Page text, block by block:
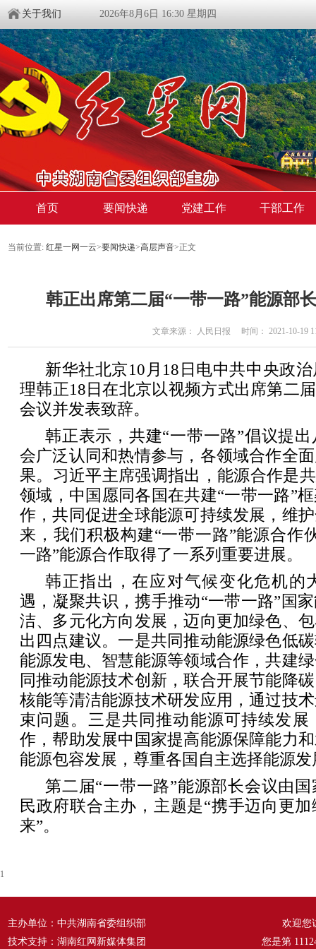
关于我们 2026年8月6日 16:30 星期四
首页 要闻快递 党建工作 干部工作
当前位置: 红星一网一云>要闻快递>高层声音>正文
韩正出席第二届“一带一路”能源部
文章来源： 人民日报 时间： 2021-10-19
新华社北京10月18日电中共中央政
理韩正18日在北京以视频方式出席第二
会议并发表致辞。
韩正表示，共建“一带一路”倡议提
会广泛认同和热情参与，各领域合作全
果。习近平主席强调指出，能源合作是
领域，中国愿同各国在共建“一带一路”
作，共同促进全球能源可持续发展，维
来，我们积极构建“一带一路”能源合作
一路”能源合作取得了一系列重要进展。
韩正指出，在应对气候变化危机的
遇，凝聚共识，携手推动“一带一路”国
洁、多元化方向发展，迈向更加绿色、
出四点建议。一是共同推动能源绿色低
能源发电、智慧能源等领域合作，共建
同推动能源技术创新，联合开展节能降
核能等清洁能源技术研发应用，通过技
束问题。三是共同推动能源可持续发展
作，帮助发展中国家提高能源保障能力
能源包容发展，尊重各国自主选择能源
第二届“一带一路”能源部长会议由
民政府联合主办，主题是“携手迈向更
来”。
1
主办单位：中共湖南省委组织部
技术支持：湖南红网新媒体集团
欢迎您
您是第